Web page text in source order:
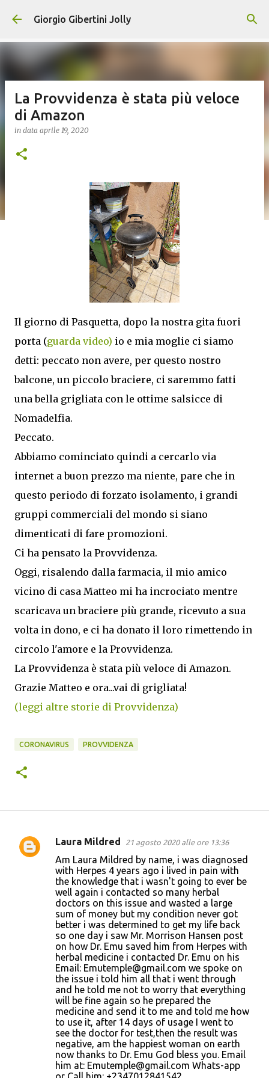
Passa ai contenuti principali
Giorgio Gibertini Jolly
La Provvidenza è stata più veloce
di Amazon
in data aprile 19, 2020
Il giorno di Pasquetta, dopo la nostra gita fuori
porta (guarda video) io e mia moglie ci siamo
detti: peccato non avere, per questo nostro
balcone, un piccolo braciere, ci saremmo fatti
una bella grigliata con le ottime salsicce di
Nomadelfia.
Peccato.
Abbiamo cominciato quindi a cercarlo via
internet a buon prezzo ma niente, pare che in
questo periodo di forzato isolamento, i grandi
gruppi commerciali del mondo si siano
dimenticati di fare promozioni.
Ci ha pensato la Provvidenza.
Oggi, risalendo dalla farmacia, il mio amico
vicino di casa Matteo mi ha incrociato mentre
scaricava un braciere più grande, ricevuto a sua
volta in dono, e ci ha donato il loro rimettendo in
circolo l'amore e la Provvidenza.
La Provvidenza è stata più veloce di Amazon.
Grazie Matteo e ora...vai di grigliata!
(leggi altre storie di Provvidenza)
CORONAVIRUS PROVVIDENZA
C
Laura Mildred 21 agosto 2020 alle ore 13:36
Am Laura Mildred by name, i was diagnosed
with Herpes 4 years ago i lived in pain with
the knowledge that i wasn't going to ever be
well again i contacted so many herbal
doctors on this issue and wasted a large
sum of money but my condition never got
better i was determined to get my life back
so one day i saw Mr. Morrison Hansen post
on how Dr. Emu saved him from Herpes with
herbal medicine i contacted Dr. Emu on his
Email: Emutemple@gmail.com we spoke on
the issue i told him all that i went through
and he told me not to worry that everything
will be fine again so he prepared the
medicine and send it to me and told me how
to use it, after 14 days of usage I went to
see the doctor for test,then the result was
negative, am the happiest woman on earth
now thanks to Dr. Emu God bless you. Email
him at: Emutemple@gmail.com Whats-app